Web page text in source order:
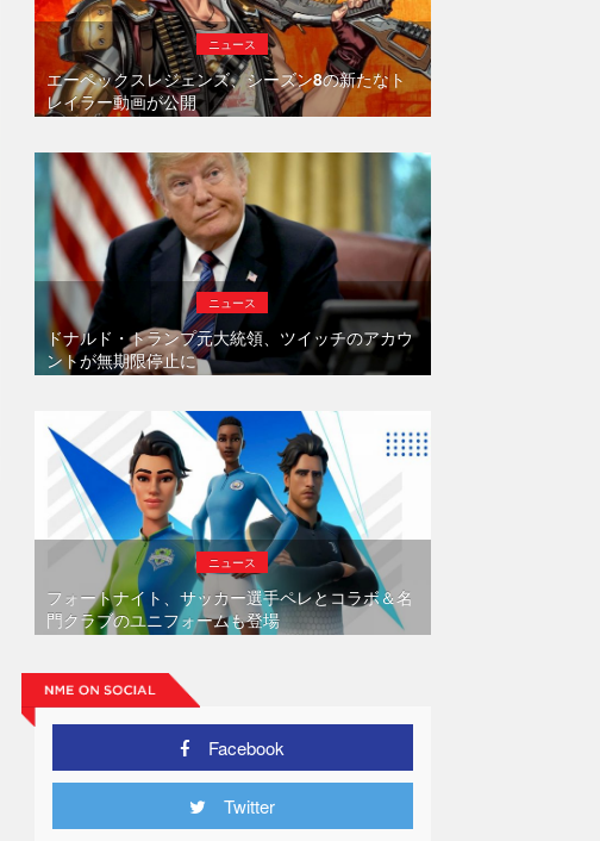
ニュース
エーペックスレジェンズ、シーズン8の新たなト
レイラー動画が公開
ニュース
ドナルド・トランプ元大統領、ツイッチのアカウ
ントが無期限停止に
ニュース
フォートナイト、サッカー選手ペレとコラボ＆名
門クラブのユニフォームも登場
Facebook
Twitter